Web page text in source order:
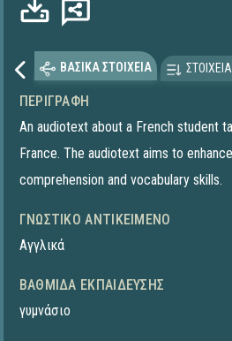
ΒΑΣΙΚΑ ΣΤΟΙΧΕΙΑ
ΠΕΡΙΓΡΑΦΉ
An audiotext about a French student
France. The audiotext aims to
comprehension and vocabulary skills.
ΓΝΩΣΤΙΚΌ ΑΝΤΙΚΕΊΜΕΝΟ
Αγγλικά
ΒΑΘΜΊΔΑ ΕΚΠΑΊΔΕΥΣΗΣ
γυμνάσιο